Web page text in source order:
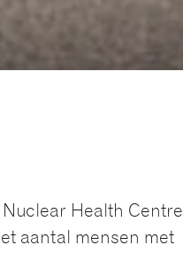
Health Centre
aantal mensen met